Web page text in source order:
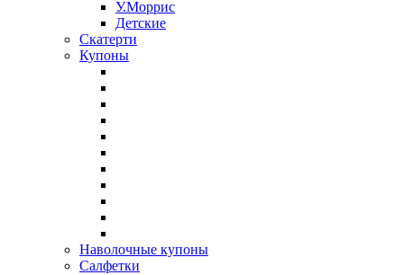
У.Моррис
Детские
Скатерти
Купоны
Наволочные купоны
Салфетки